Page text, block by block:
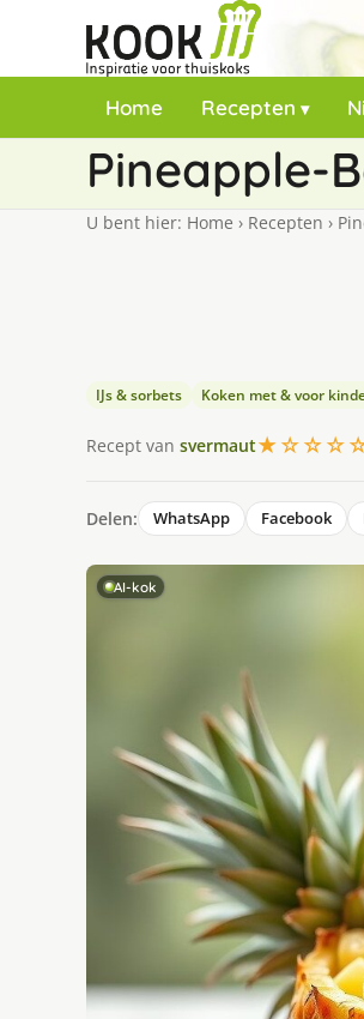
Home Recepten
Pineapple-
U bent hier: Home › Recepten ›
IJs & sorbets Koken met & voor
Recept van svermaut
Delen: WhatsApp Facebook
AI-kok